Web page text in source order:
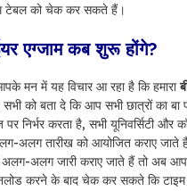
टेबल को चेक कर सकते हैं।
एग्जाम कब शुरू होंगे?
मन में यह विचार आ रहा है कि हमारा
को बता दे कि आप सभी छात्रों का बा
पर निर्भर करता है, सभी यूनिवर्सिटी
अलग तारीख को आयोजित कराए
अलग-अलग जारी कराए जाते हैं तो अब
करने के बाद चेक कर सकते कि